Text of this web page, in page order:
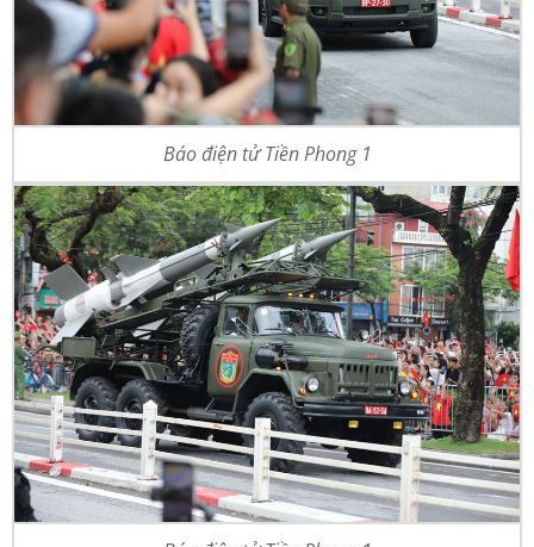
Báo điện tử Tiền Phong 1